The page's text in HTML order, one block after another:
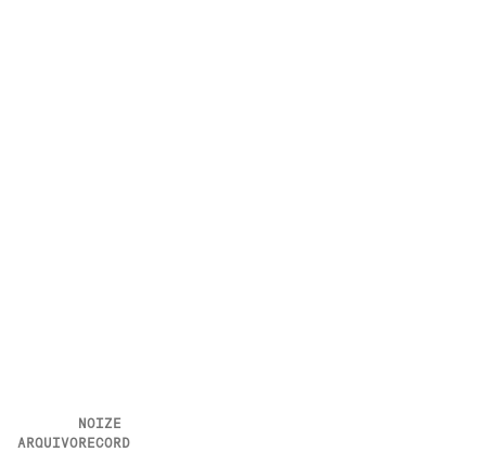
ARQUIVO
NOIZE
RECORD